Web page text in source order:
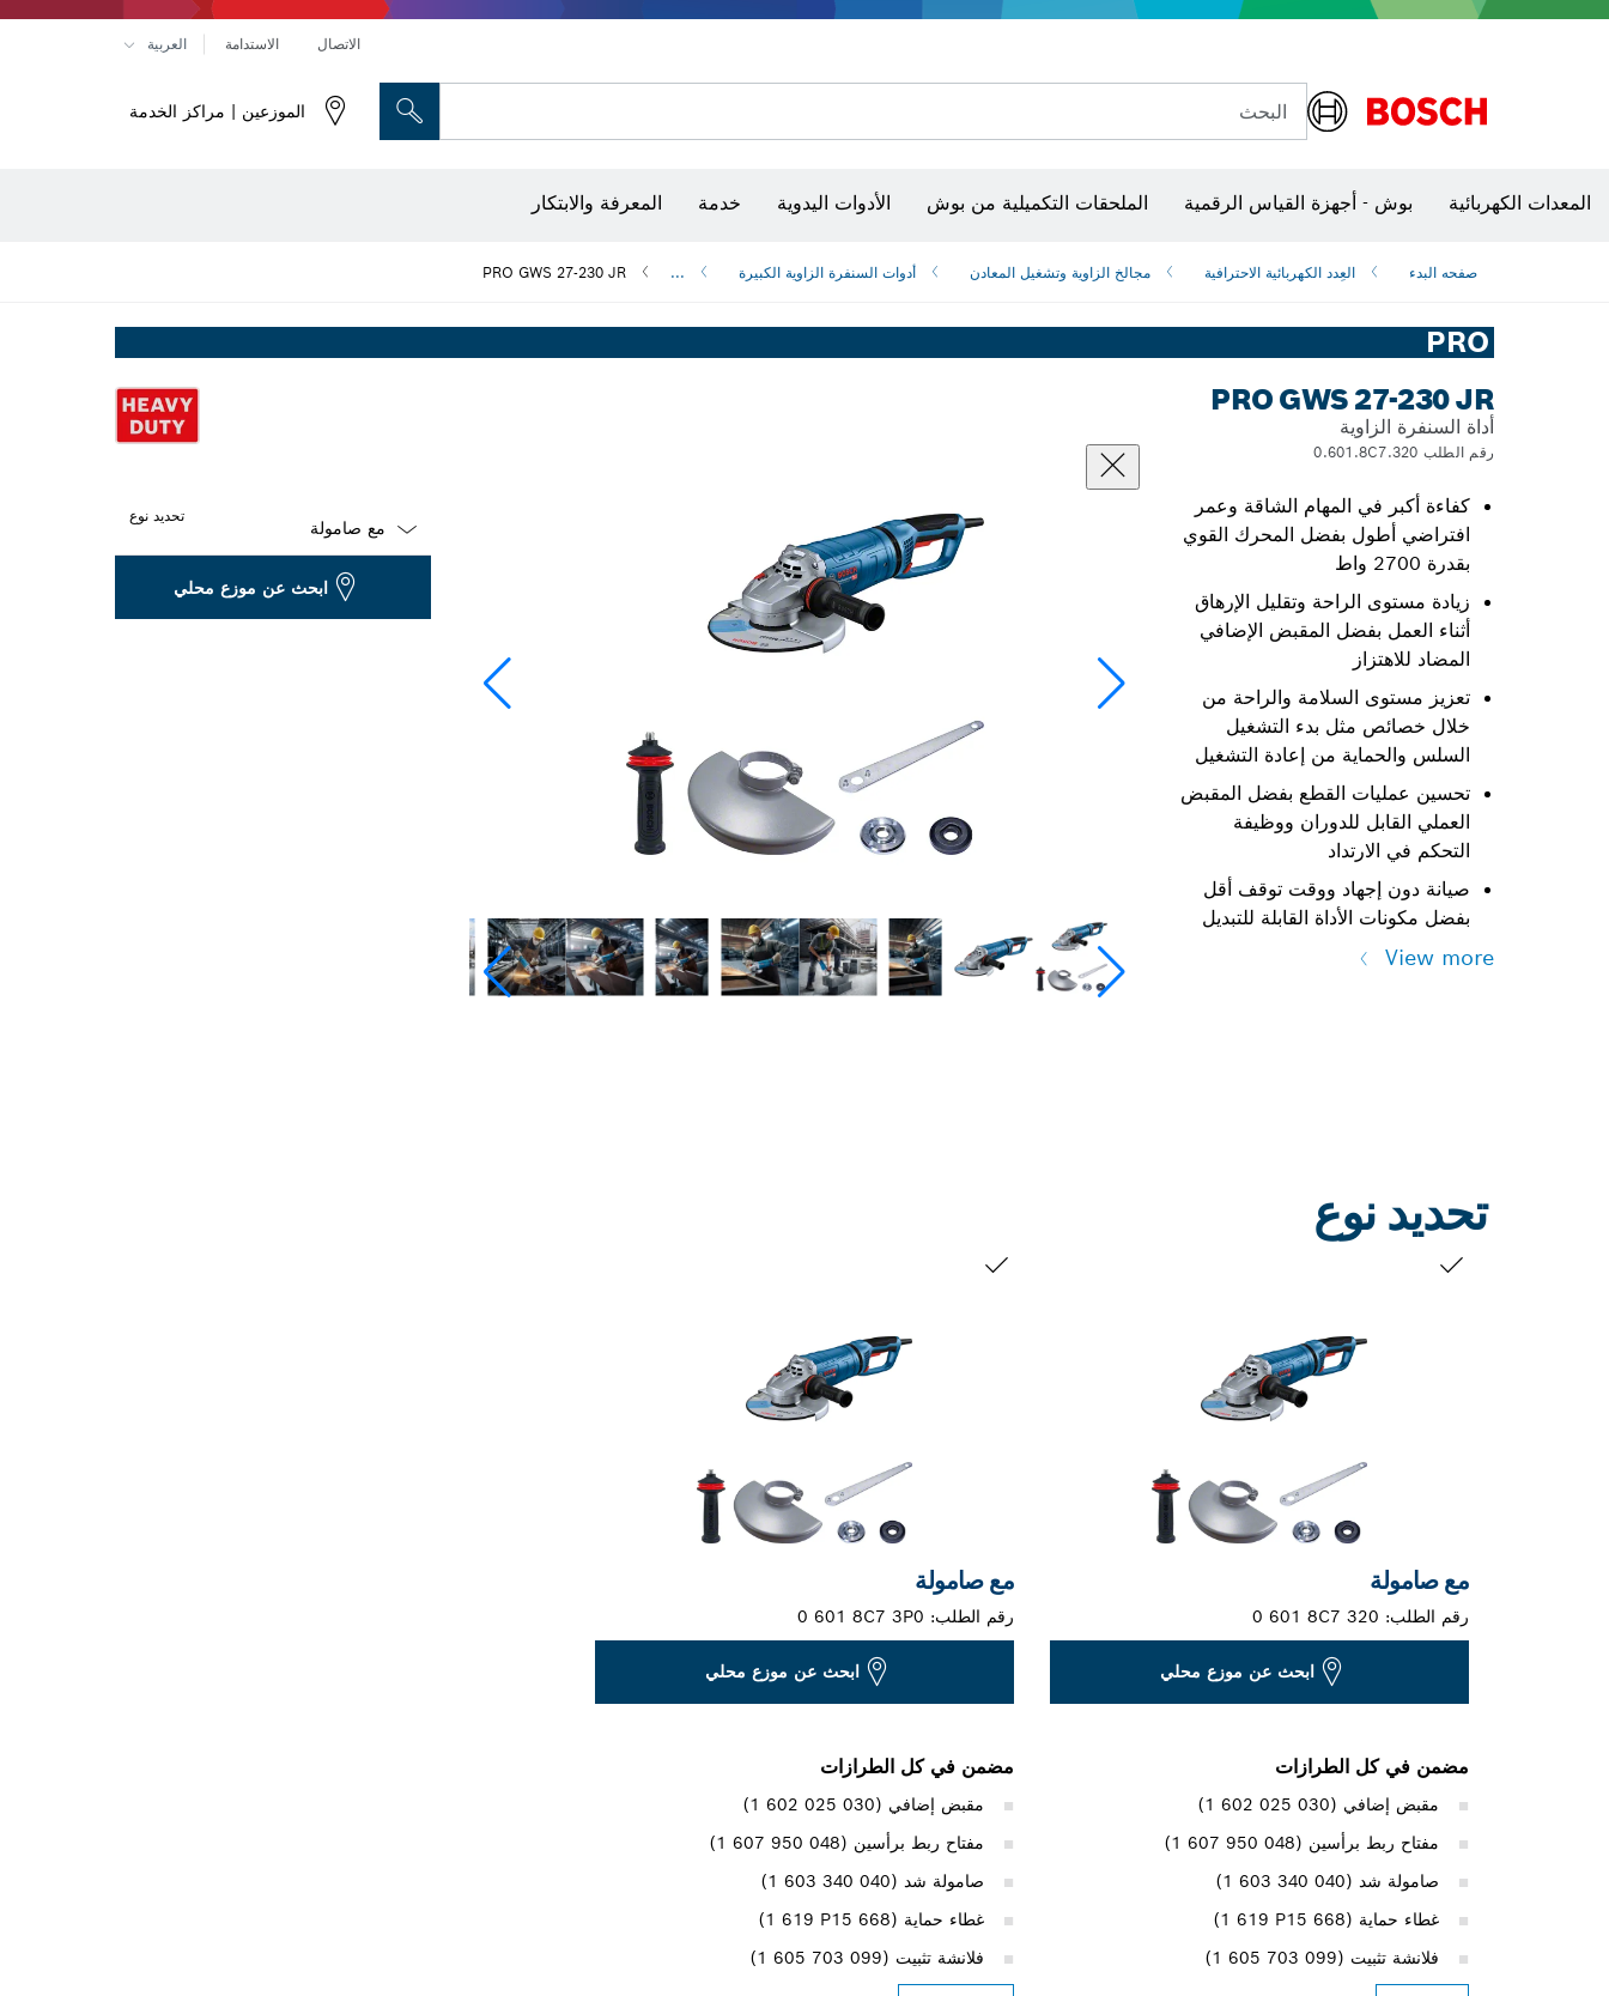
الاتصال الاستدامة العربية
البحث الموزعين | مراكز الخدمة
المعدات الكهربائية بوش - أجهزة القياس الرقمية الملحقات التكميلية من بوش الأدوات اليدوية خدمة المعرفة والابتكار
صفحه البدء العِدد الكهربائية الاحترافية مجالخ الزاوية وتشغيل المعادن أدوات السنفرة الزاوية الكبيرة ...
PRO GWS 27-230 JR
PRO
PRO GWS 27-230 JR
أداة السنفرة الزاوية
رقم الطلب 0.601.8C7.320
كفاءة أكبر في المهام الشاقة وعمر
افتراضي أطول بفضل المحرك القوي
بقدرة 2700 واط
زيادة مستوى الراحة وتقليل الإرهاق
أثناء العمل بفضل المقبض الإضافي
المضاد للاهتزاز
تعزيز مستوى السلامة والراحة من
خلال خصائص مثل بدء التشغيل
السلس والحماية من إعادة التشغيل
تحسين عمليات القطع بفضل المقبض
العملي القابل للدوران ووظيفة
التحكم في الارتداد
صيانة دون إجهاد ووقت توقف أقل
بفضل مكونات الأداة القابلة للتبديل
View more
تحديد نوع
Dropdown
ابحث عن موزع محلي
تحديد نوع
مع صامولة
رقم الطلب: 0 601 8C7 320
ابحث عن موزع محلي
مضمن في كل الطرازات
مقبض إضافي (‎1 602 025 030)
مفتاح ربط برأسين (‎1 607 950 048)
صامولة شد (‎1 603 340 040)
غطاء حماية (‎1 619 P15 668)
فلانشة تثبيت (‎1 605 703 099)
مع صامولة
رقم الطلب: 0 601 8C7 3P0
ابحث عن موزع محلي
مضمن في كل الطرازات
مقبض إضافي (‎1 602 025 030)
مفتاح ربط برأسين (‎1 607 950 048)
صامولة شد (‎1 603 340 040)
غطاء حماية (‎1 619 P15 668)
فلانشة تثبيت (‎1 605 703 099)